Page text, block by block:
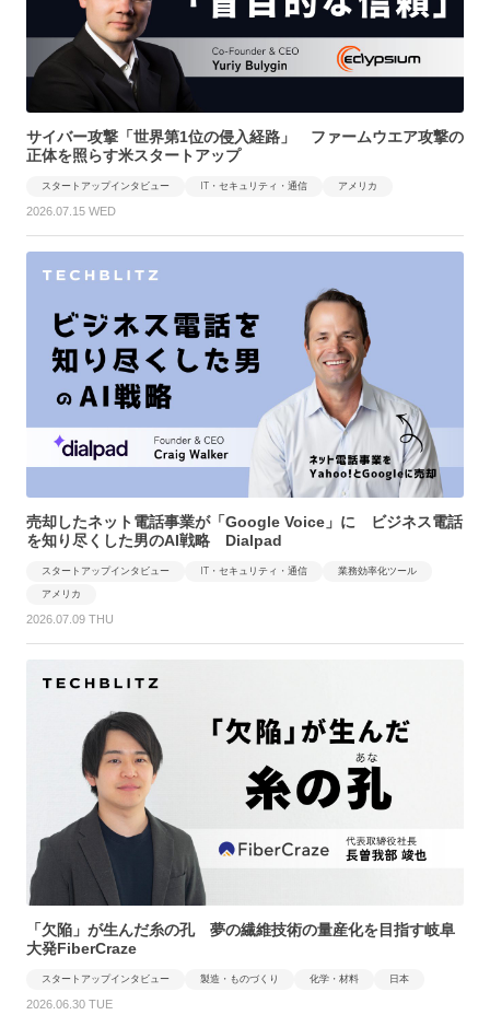
サイバー攻撃「世界第1位の侵入経路」 ファームウエア攻撃の
正体を照らす米スタートアップ
スタートアップインタビュー IT・セキュリティ・通信 アメリカ
2026.07.15 WED
売却したネット電話事業が「Google Voice」に ビジネス電話
を知り尽くした男のAI戦略 Dialpad
スタートアップインタビュー IT・セキュリティ・通信 業務効率化ツール
アメリカ
2026.07.09 THU
「欠陥」が生んだ糸の孔 夢の繊維技術の量産化を目指す岐阜
大発FiberCraze
スタートアップインタビュー 製造・ものづくり 化学・材料 日本
2026.06.30 TUE